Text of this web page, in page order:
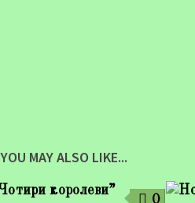
YOU MAY ALSO LIKE...
0